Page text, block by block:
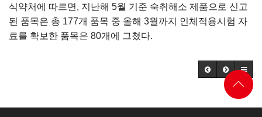
식약처에 따르면, 지난해 5월 기준 숙취해소 제품으로 신고
된 품목은 총 177개 품목 중 올해 3월까지 인체적용시험 자
료를 확보한 품목은 80개에 그쳤다.